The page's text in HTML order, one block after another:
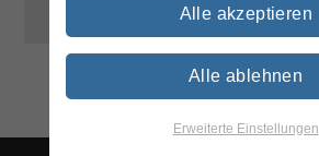
Alle akzeptieren
Alle ablehnen
Erweiterte Einstellungen